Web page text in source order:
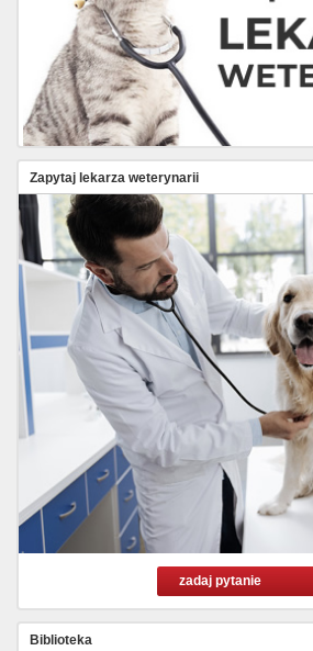
Zapytaj lekarza weterynarii
zadaj pytanie
Biblioteka